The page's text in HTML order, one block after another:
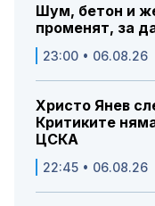
Шум, бетон и
променят, за
23:00 • 06.08.26
Христо Янев
Критиките
ЦСКА
22:45 • 06.08.26